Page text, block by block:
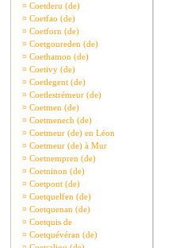
¤ Coetderu (de)
¤ Coetfao (de)
¤ Coetforn (de)
¤ Coetgoureden (de)
¤ Coethamon (de)
¤ Coetivy (de)
¤ Coetlegent (de)
¤ Coetlestrémeur (de)
¤ Coetmen (de)
¤ Coetmenech (de)
¤ Coetmeur (de) en Léon
¤ Coetmeur (de) à Mur
¤ Coetnempren (de)
¤ Coetninon (de)
¤ Coetpont (de)
¤ Coetquelfen (de)
¤ Coetquenan (de)
¤ Coetquis de
¤ Coetquévéran (de)